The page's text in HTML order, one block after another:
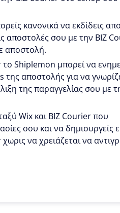
κανονικά να εκδίδεις
αποστολές σου με την BIZ
αποστολή.
Shiplemon μπορεί να
αποστολής για να
της παραγγελίας σου με
Wix και BIZ Courier που
σου και να δημιουργείς
να χρειάζεται να